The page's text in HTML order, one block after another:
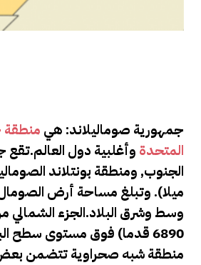
جمهورية صوماليلاند: هي منطقة
المتحدة وأغلبية دول
6890 قدما) فوق مستوى سطح البحر. وتعد مناطق
منطقة شبه صحراوية تتضمن بعض